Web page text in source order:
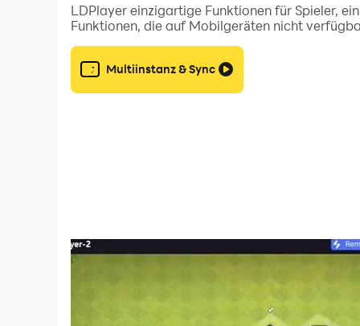
LDPlayer einzigartige Funktionen für Spieler,
Funktionen, die auf Mobilgeräten nicht
Multiinstanz & Sync